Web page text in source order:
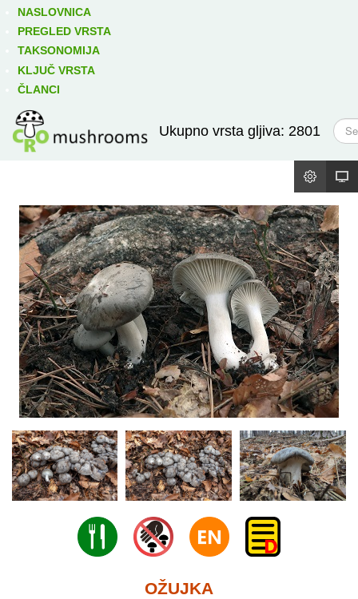
NASLOVNICA
PREGLED VRSTA
TAKSONOMIJA
KLJUČ VRSTA
ČLANCI
Ukupno vrsta gljiva: 2801
T
r
ž
OŽUJKA
Izravno podređene niže takse: